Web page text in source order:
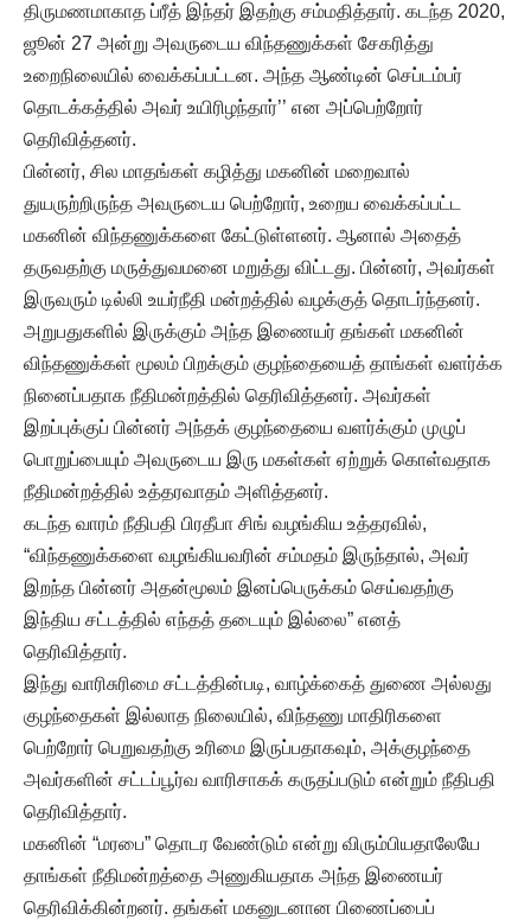
திருமணமாகாத ப்ரீத் இந்தர் இதற்கு சம்மதித்தார். கடந்த 2020,
ஜூன் 27 அன்று அவருடைய விந்தணுக்கள் சேகரித்து
உறைநிலையில் வைக்கப்பட்டன. அந்த ஆண்டின் செப்டம்பர்
தொடக்கத்தில் அவர் உயிரிழந்தார்’’ என அப்பெற்றோர்
தெரிவித்தனர்.
பின்னர், சில மாதங்கள் கழித்து மகனின் மறைவால்
துயருற்றிருந்த அவருடைய பெற்றோர், உறைய வைக்கப்பட்ட
மகனின் விந்தணுக்களை கேட்டுள்ளனர். ஆனால் அதைத்
தருவதற்கு மருத்துவமனை மறுத்து விட்டது. பின்னர், அவர்கள்
இருவரும் டில்லி உயர்நீதி மன்றத்தில் வழக்குத் தொடர்ந்தனர்.
அறுபதுகளில் இருக்கும் அந்த இணையர் தங்கள் மகனின்
விந்தணுக்கள் மூலம் பிறக்கும் குழந்தையைத் தாங்கள் வளர்க்க
நினைப்பதாக நீதிமன்றத்தில் தெரிவித்தனர். அவர்கள்
இறப்புக்குப் பின்னர் அந்தக் குழந்தையை வளர்க்கும் முழுப்
பொறுப்பையும் அவருடைய இரு மகள்கள் ஏற்றுக் கொள்வதாக
நீதிமன்றத்தில் உத்தரவாதம் அளித்தனர்.
கடந்த வாரம் நீதிபதி பிரதீபா சிங் வழங்கிய உத்தரவில்,
“விந்தணுக்களை வழங்கியவரின் சம்மதம் இருந்தால், அவர்
இறந்த பின்னர் அதன்மூலம் இனப்பெருக்கம் செய்வதற்கு
இந்திய சட்டத்தில் எந்தத் தடையும் இல்லை” எனத்
தெரிவித்தார்.
இந்து வாரிசுரிமை சட்டத்தின்படி, வாழ்க்கைத் துணை அல்லது
குழந்தைகள் இல்லாத நிலையில், விந்தணு மாதிரிகளை
பெற்றோர் பெறுவதற்கு உரிமை இருப்பதாகவும், அக்குழந்தை
அவர்களின் சட்டப்பூர்வ வாரிசாகக் கருதப்படும் என்றும் நீதிபதி
தெரிவித்தார்.
மகனின் “மரபை” தொடர வேண்டும் என்று விரும்பியதாலேயே
தாங்கள் நீதிமன்றத்தை அணுகியதாக அந்த இணையர்
தெரிவிக்கின்றனர். தங்கள் மகனுடனான பிணைப்பைப்